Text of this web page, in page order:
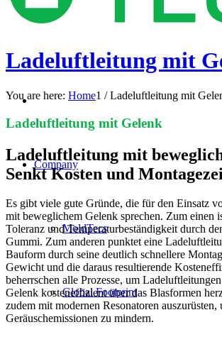
Company
MoldTecs
Global Footprint
Ladeluftleitung mit
You are here: Home1 / Ladeluftleitung mit
Ladeluftleitung mit Gelenk
Ladeluftleitung mit
Senkt Kosten und
Es gibt viele gute Gründe, die für den Einsatz
mit beweglichem Gelenk sprechen. Zum einen
Toleranz und Temperaturbeständigkeit durch
Gummi. Zum anderen punktet eine
Bauform durch seine deutlich schnellere
Gewicht und die daraus resultierende
beherrschen alle Prozesse, um
Gelenk kosteneffizient über das Blasformen
zudem mit modernen Resonatoren auszurüsten,
Geräuschemissionen zu mindern.